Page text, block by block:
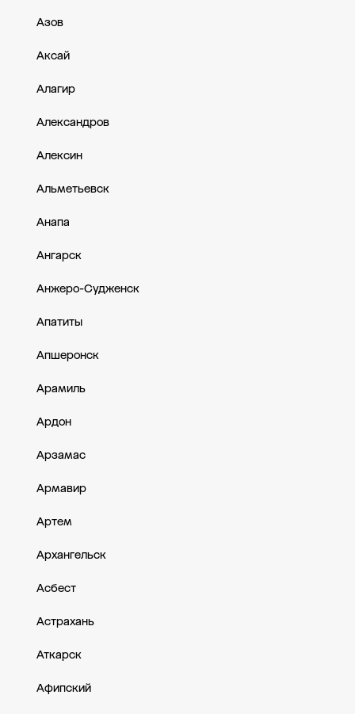
Азов
Аксай
Алагир
Александров
Алексин
Альметьевск
Анапа
Ангарск
Анжеро-Судженск
Апатиты
Апшеронск
Арамиль
Ардон
Арзамас
Армавир
Артем
Архангельск
Асбест
Астрахань
Аткарск
Афипский